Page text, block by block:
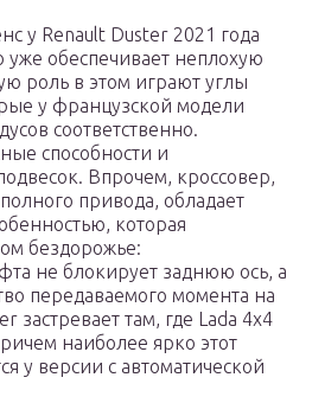
у Renault Duster 2021 года
уже обеспечивает неплохую
роль в этом играют углы
у французской модели
соответственно.
способности и
Впрочем, кроссовер,
привода, обладает
которая
бездорожье:
не блокирует заднюю ось, а
передаваемого момента на
застревает там, где Lada 4х4
наиболее ярко этот
у версии с автоматической